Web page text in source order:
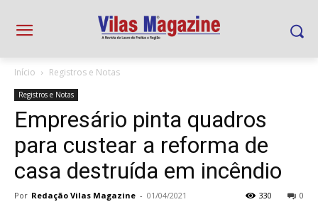
Início Registros e Notas
Registros e Notas
Empresário pinta quadros
para custear a reforma de
casa destruída em incêndio
Por Redação Vilas Magazine - 01/04/2021 0
330